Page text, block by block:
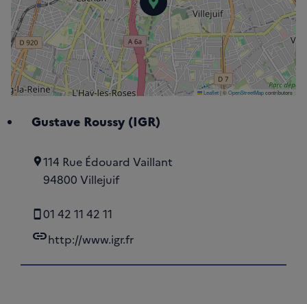
Gustave Roussy
Leaflet|©OpenStreetMapcontributors
Gustave Roussy (IGR)
114 Rue Édouard Vaillant
94800 Villejuif
01 42 11 42 11
linkhttp://www.igr.fr